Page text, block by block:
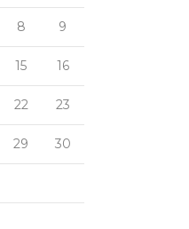
8 9
15 16
22 23
29 30